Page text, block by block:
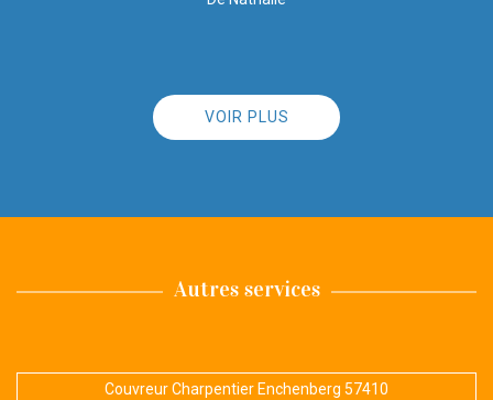
VOIR PLUS
Autres services
Couvreur Charpentier Enchenberg 57410